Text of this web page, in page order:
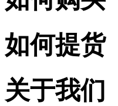
如何提货
关于我们